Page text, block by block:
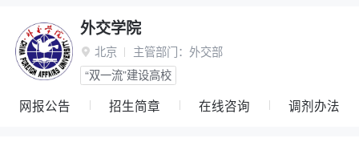
外交学院
 北京 主管部门： 外交部
“双一流”建设高校
网报公告 招生简章 在线咨询 调剂办法